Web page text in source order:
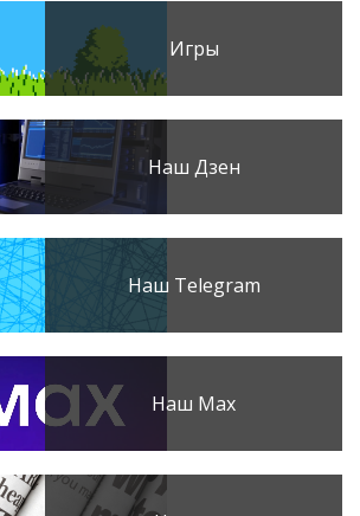
Игры
Наш Дзен
Наш Telegram
Наш Max